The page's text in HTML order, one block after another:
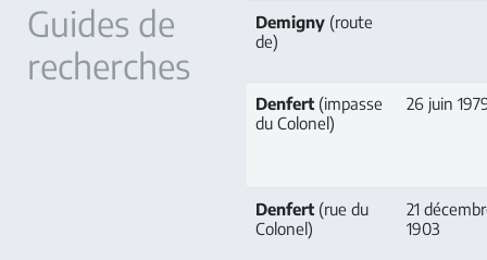
Guides de
recherches
Demigny (route
de)
Denfert (impasse
du Colonel)
26 juin
Denfert (rue du
Colonel)
21
1903